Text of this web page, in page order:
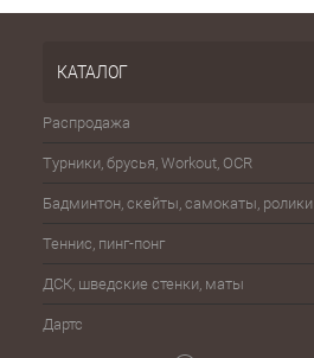
КАТАЛОГ
Распродажа
Турники, брусья, Workout, OCR
Бадминтон, скейты, самокаты, ролики
Теннис, пинг-понг
ДСК, шведские стенки, маты
Дартс